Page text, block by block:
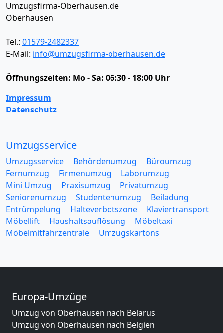
Umzugsfirma-Oberhausen.de
Oberhausen
Tel.: 01579-2482337
E-Mail: info@umzugsfirma-oberhausen.de
Öffnungszeiten: Mo - Sa: 06:30 - 18:00 Uhr
Impressum
Datenschutz
Umzugsservice
Umzugsservice Behördenumzug
Büroumzug
Fernumzug
Firmenumzug
Laborumzug
Mini Umzug
Praxisumzug
Privatumzug
Seniorenumzug
Studentenumzug
Beiladung
Entrümpelung
Halteverbotszone
Klaviertransport
Möbellift
Haushaltsauflösung
Möbeltaxi
Möbelmitfahrzentrale
Umzugskartons
Europa-Umzüge
Umzug von Oberhausen nach Belarus
Umzug von Oberhausen nach Belgien